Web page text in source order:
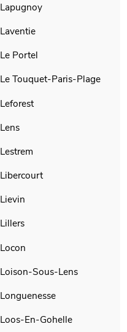
Lapugnoy
Laventie
Le Portel
Le Touquet-Paris-Plage
Leforest
Lens
Lestrem
Libercourt
Lievin
Lillers
Locon
Loison-Sous-Lens
Longuenesse
Loos-En-Gohelle